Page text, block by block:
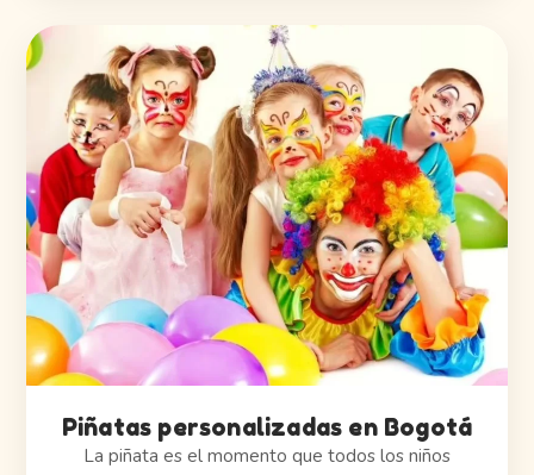
Piñatas personalizadas en Bogotá
La piñata es el momento que todos los niños